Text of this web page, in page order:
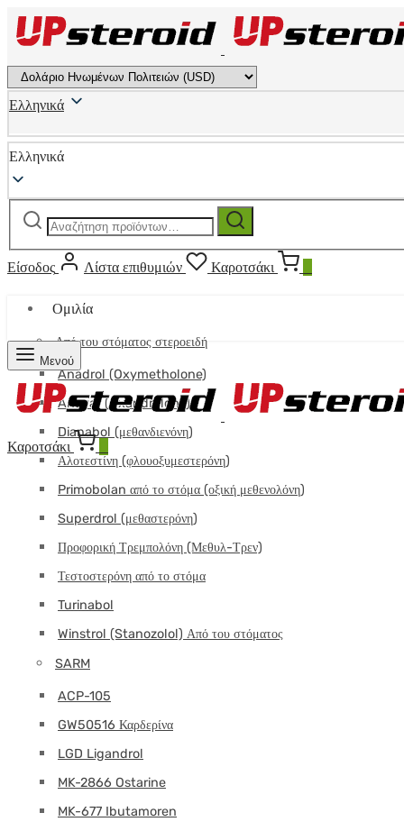
Ελληνικά
Ελληνικά
Αναζήτηση
Αναζήτηση
Είσοδος Λίστα επιθυμιών Καροτσάκι
Ομιλία
Από του στόματος στεροειδή
Anadrol (Oxymetholone)
Anavar (Oxandrolone)
Dianabol (μεθανδιενόνη)
Αλοτεστίνη (φλουοξυμεστερόνη)
Primobolan από το στόμα (οξική μεθενολόνη)
Superdrol (μεθαστερόνη)
Προφορική Τρεμπολόνη (Μεθυλ-Τρεν)
Τεστοστερόνη από το στόμα
Turinabol
Winstrol (Stanozolol) Από του στόματος
SARM
ACP-105
GW50516 Καρδερίνα
LGD Ligandrol
MK-2866 Ostarine
MK-677 Ibutamoren
Μενού
Καροτσάκι